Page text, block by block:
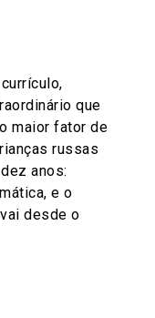
que
maior fator de
russas
anos:
e o
desde o